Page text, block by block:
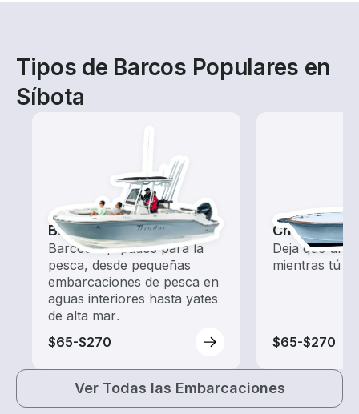
Tipos de Barcos Populares en
Síbota
Barcos de pesca
Barcos equipados para la
pesca, desde pequeñas
embarcaciones de pesca en
aguas interiores hasta yates
de alta mar.
$65-$270
Chárteres
Deja que un
mientras tú
$65-$270
Ver Todas las Embarcaciones